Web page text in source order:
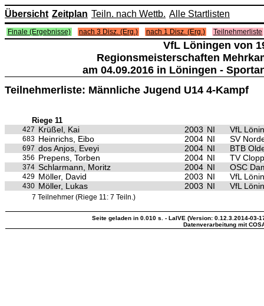
Übersicht Zeitplan Teiln. nach Wettb. Alle Startlisten
Finale (Ergebnisse) nach 3 Disz. (Erg.) nach 1 Disz. (Erg.) Teilnehmerliste
VfL Löningen von
Regionsmeisterschaften
am 04.09.2016 in Löningen -
Teilnehmerliste: Männliche Jugend U14 4-Kampf
Riege 11
427 Krüßel, Kai 2003 NI VfL
683 Heinrichs, Eibo 2004 NI SV
697 dos Anjos, Eveyi 2004 NI BTB
356 Prepens, Torben 2004 NI TV
374 Schlarmann, Moritz 2004 NI OSC
429 Möller, David 2003 NI VfL
430 Möller, Lukas 2003 NI VfL
7 Teilnehmer (Riege 11: 7 Teiln.)
Seite geladen in 0.010 s. - LaIVE (Version: 0.12.3.2014-03-
Datenverarbeitung mit